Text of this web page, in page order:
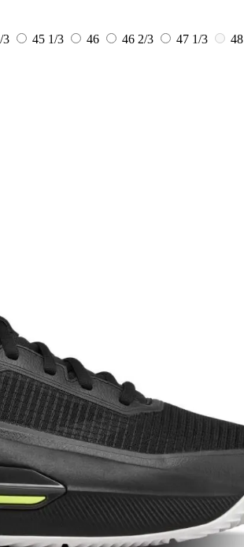
3 45 1/3 46 46 2/3 47 1/3
48